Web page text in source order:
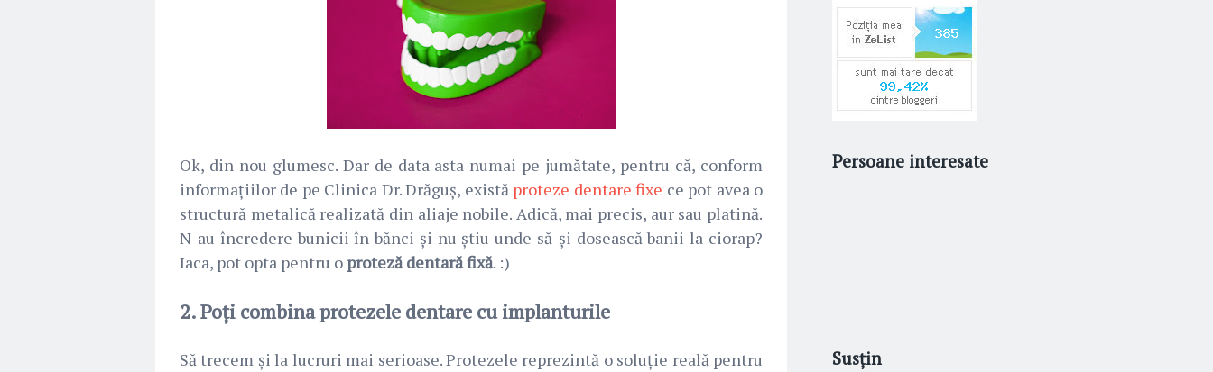
Ok, din nou glumesc. Dar de data asta numai pe jumătate, pentru că, conform
informațiilor de pe Clinica Dr. Drăguș, există proteze dentare fixe ce pot avea o
structură metalică realizată din aliaje nobile. Adică, mai precis, aur sau platină.
N-au încredere bunicii în bănci și nu știu unde să-și dosească banii la ciorap?
Iaca, pot opta pentru o proteză dentară fixă. :)
2. Poți combina protezele dentare cu implanturile
Să trecem și la lucruri mai serioase. Protezele reprezintă o soluție reală pentru
Persoane interesate
Susțin